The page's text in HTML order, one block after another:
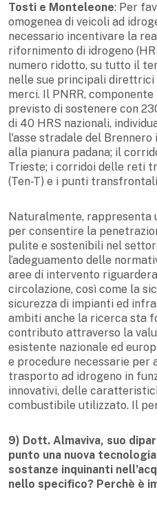
Tosti e Monteleone: Per
omogenea di veicoli ad
necessario incentivare la
rifornimento di idrogeno
numero ridotto, su tutto il
nelle sue principali
merci. Il PNRR,
previsto di sostenere con
di 40 HRS nazionali,
l'asse stradale del Brennero
alla pianura padana; il
Trieste; i corridoi delle reti
(Ten-T) e i punti
Naturalmente, rappresenta
per consentire la
pulite e sostenibili nel
l’adeguamento delle
aree di intervento
circolazione, così come la
sicurezza di impianti ed
ambiti anche la ricerca sta
contributo attraverso la
esistente nazionale ed
e procedure necessarie per
trasporto ad idrogeno in
innovativi, delle
combustibile utilizzato. Il
9) Dott. Almaviva, suo
punto una nuova
sostanze inquinanti
nello specifico? Perchè è